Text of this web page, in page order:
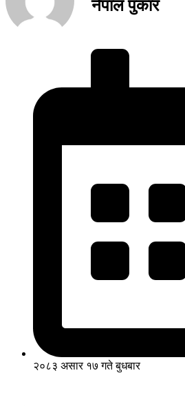
नेपाल पुकार
२०८३ असार १७ गते बुधबार